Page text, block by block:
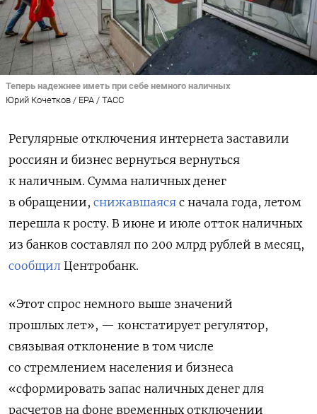
Теперь надежнее иметь при себе немного наличных
Юрий Кочетков / EPA / ТАСС
Регулярные отключения интернета заставили
россиян и бизнес вернуться вернуться
к наличным. Сумма наличных денег
в обращении, снижавшаяся с начала года, летом
перешла к росту. В июне и июле отток наличных
из банков составлял по 200 млрд рублей в месяц,
сообщил Центробанк.
«Этот спрос немного выше значений
прошлых лет», — констатирует регулятор,
связывая отклонение в том числе
со стремлением населения и бизнеса
«сформировать запас наличных денег для
расчетов на фоне временных отключении